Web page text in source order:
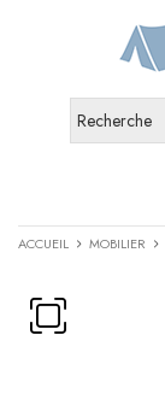
ACCUEIL MOBILIER